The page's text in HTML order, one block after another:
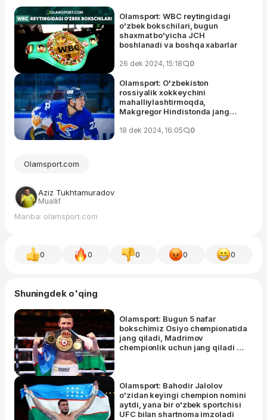
Olamsport: WBC reytingidagi
o'zbek bokschilari, bugun
shaxmat bo'yicha JCH
boshlanadi va boshqa xabarlar
26 dek 2024, 15:18 0
Olamsport: O'zbekiston
rossiyalik xokkeychini
mahalliylashtirmoqda,
Makgregor Hindistonda jang
xabarlar
18 dek 2024, 16:05 0
Olamsport.com
Aziz Tukhtamuradov
Muallif
Manba: olamsport.com
0 0 0 0 0
Shuningdek o'qing
Olamsport: Bugun 5 nafar
bokschimiz Osiyo chempionatida
jang qiladi, Madrimov
chempionlik uchun jang qiladi va
Olamsport: Bahodir Jalolov
o'zidan keyingi chempion nomini
aytdi, yana bir o'zbek sportchisi
UFC bilan shartnoma imzoladi